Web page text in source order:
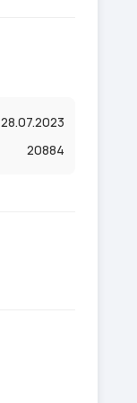
28.07.2023
20884